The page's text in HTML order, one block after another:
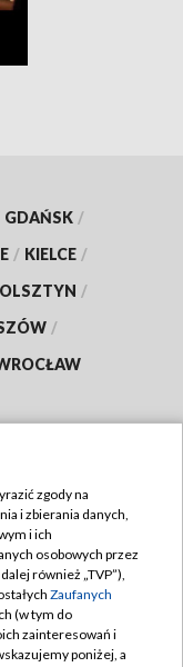
GDAŃSK /
/ KIELCE /
OLSZTYN /
/
zgody na
i zbierania danych,
i ich
osobowych przez
również „TVP”),
Zaufanych
(w tym do
zainteresowań i
poniżej, a